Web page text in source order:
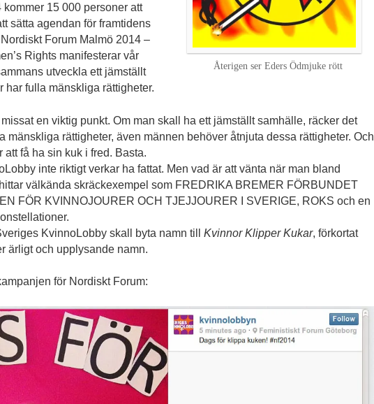
Återigen ser Eders Ödmjuke rött
15 000 personer att
sätta agendan för framtidens
Forum Malmö 2014 –
Rights manifesterar vår
utveckla ett jämställt
har fulla mänskliga rättigheter.
en viktig punkt. Om man skall ha ett jämställt samhälle, räcker det
mänskliga rättigheter, även männen behöver åtnjuta dessa rättigheter. Och
få ha sin kuk i fred. Basta.
inte riktigt verkar ha fattat. Men vad är att vänta när man bland
välkända skräckexempel som FREDRIKA BREMER FÖRBUNDET
FÖR KVINNOJOURER OCH TJEJJOURER I SVERIGE, ROKS och en
KvinnoLobby skall byta namn till Kvinnor Klipper Kukar, förkortat
ärligt och upplysande namn.
för Nordiskt Forum: